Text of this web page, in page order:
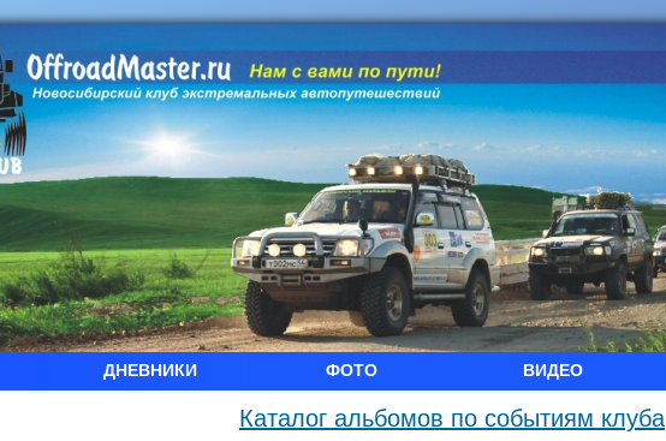
ДНЕВНИКИ ФОТО ВИДЕО
Каталог альбомов по событиям клуба